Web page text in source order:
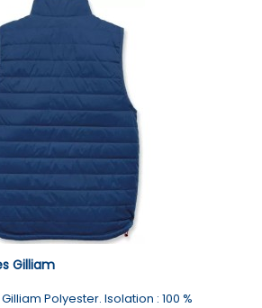
Gilliam
Polyester. Isolation : 100 %